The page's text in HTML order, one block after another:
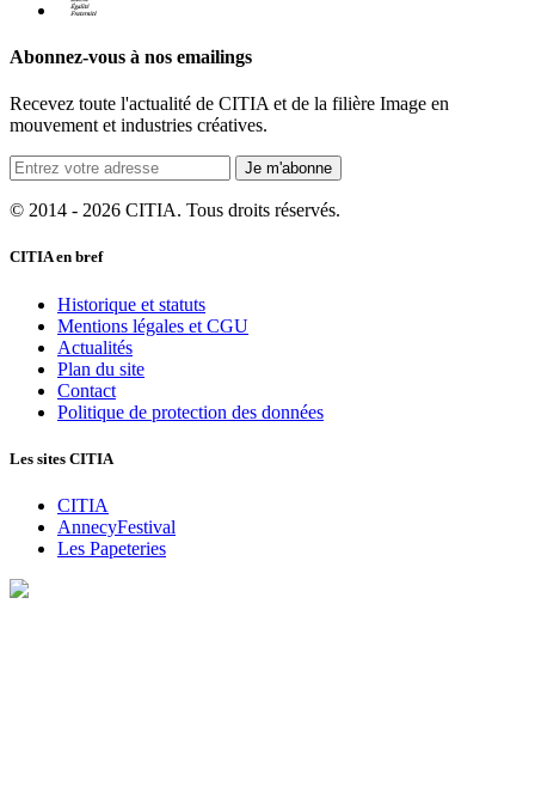
Abonnez-vous à nos emailings
Recevez toute l'actualité de CITIA et de la filière Image en
mouvement et industries créatives.
Je m'abonne
© 2014 - 2026 CITIA. Tous droits réservés.
CITIA en bref
Historique et statuts
Mentions légales et CGU
Actualités
Plan du site
Contact
Politique de protection des données
Les sites CITIA
CITIA
AnnecyFestival
Les Papeteries